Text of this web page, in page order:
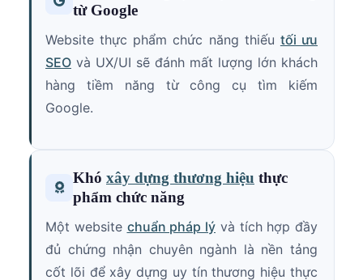
từ Google
Website thực phẩm chức năng thiếu tối ưu
SEO và UX/UI sẽ đánh mất lượng lớn khách
hàng tiềm năng từ công cụ tìm kiếm
Google.
Khó xây dựng thương hiệu thực
phẩm chức năng
Một website chuẩn pháp lý và tích hợp đầy
đủ chứng nhận chuyên ngành là nền tảng
cốt lõi để xây dựng uy tín thương hiệu thực